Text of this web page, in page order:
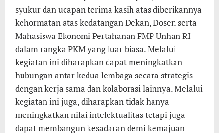
syukur dan ucapan terima kasih atas diberikannya
kehormatan atas kedatangan Dekan, Dosen serta
Mahasiswa Ekonomi Pertahanan FMP Unhan RI
dalam rangka PKM yang luar biasa. Melalui
kegiatan ini diharapkan dapat meningkatkan
hubungan antar kedua lembaga secara strategis
dengan kerja sama dan kolaborasi lainnya. Melalui
kegiatan ini juga, diharapkan tidak hanya
meningkatkan nilai intelektualitas tetapi juga
dapat membangun kesadaran demi kemajuan